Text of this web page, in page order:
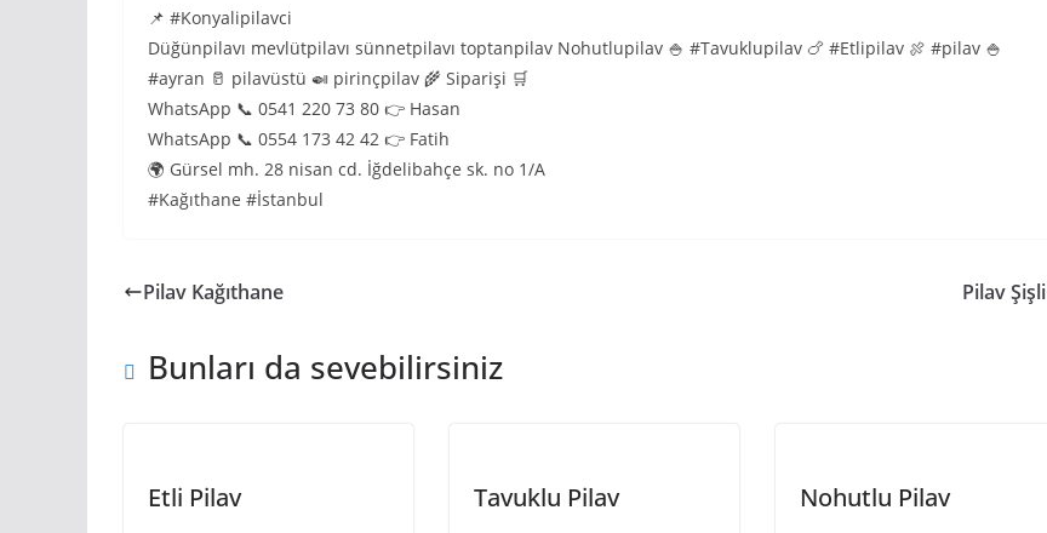
📌 #Konyalipilavci
Düğünpilavı mevlütpilavı sünnetpilavı toptanpilav Nohutlupilav 🍚 #Tavuklupilav 🍗 #Etlipilav 🍖 #pilav 🍚
#ayran 🥛 pilavüstü 🍛 pirinçpilav 🌾 Siparişi 🛒
WhatsApp 📞 0541 220 73 80 👉 Hasan
WhatsApp 📞 0554 173 42 42 👉 Fatih
🌍 Gürsel mh. 28 nisan cd. İğdelibahçe sk. no 1/A
#Kağıthane #İstanbul
Pilav Kağıthane Pilav Şişli
Bunları da sevebilirsiniz
Etli Pilav Tavuklu Pilav Nohutlu Pilav